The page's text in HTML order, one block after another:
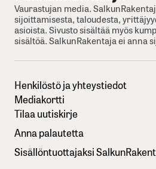
Vaurastujan media.
sijoittamisesta, taloudesta,
asioista. Sivusto sisältää myös
sisältöä. SalkunRakentaja ei anna
Henkilöstö ja yhteystiedot
Mediakortti
Tilaa uutiskirje
Anna palautetta
Sisällöntuottajaksi